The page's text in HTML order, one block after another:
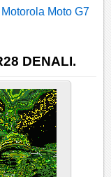
Motorola Moto G7
DENALI.